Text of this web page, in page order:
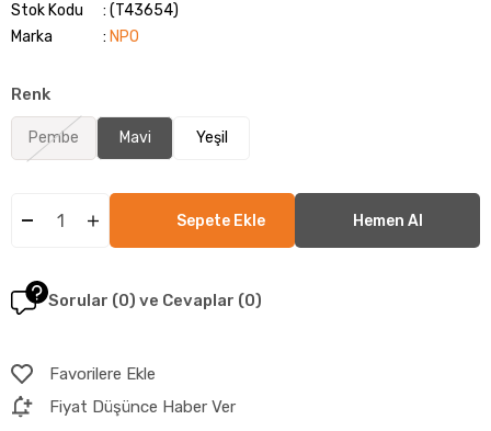
Stok Kodu
(T43654)
Marka
: NPO
Renk
Pembe Mavi Yeşil
Sorular (0) ve Cevaplar (0)
Favorilere Ekle
Fiyat Düşünce Haber Ver